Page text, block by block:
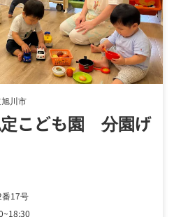
川市
こども園 分園げ
番17号